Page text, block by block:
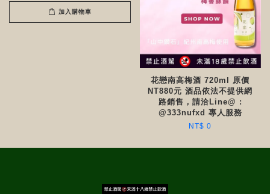
加入購物車
花戀南高梅酒 720ml 原價
NT880元 酒品依法不提供網
路銷售，請洽Line@ :
@333nufxd 專人服務
NT$ 0